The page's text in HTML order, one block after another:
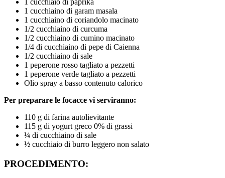
1 cucchiaio di paprika
1 cucchiaino di garam masala
1 cucchiaino di coriandolo macinato
1/2 cucchiaino di curcuma
1/2 cucchiaino di cumino macinato
1/4 di cucchiaino di pepe di Caienna
1/2 cucchiaino di sale
1 peperone rosso tagliato a pezzetti
1 peperone verde tagliato a pezzetti
Olio spray a basso contenuto calorico
Per preparare le focacce vi serviranno:
110 g di farina autolievitante
115 g di yogurt greco 0% di grassi
¼ di cucchiaino di sale
½ cucchiaio di burro leggero non salato
PROCEDIMENTO: